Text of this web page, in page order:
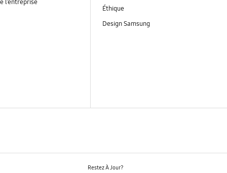
l’entreprise
Éthique
Design Samsung
Restez À Jour?